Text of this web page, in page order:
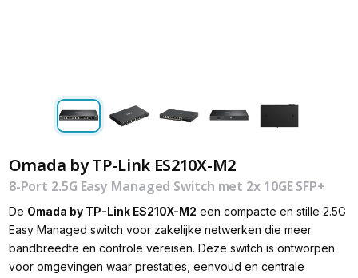
Omada by TP-Link ES210X-M2
8-Port 2.5G Easy Managed Switch met 2x 10GE SFP+
De Omada by TP-Link ES210X-M2 een compacte en stille 2.5G
Easy Managed switch voor zakelijke netwerken die meer
bandbreedte en controle vereisen. Deze switch is ontworpen
voor omgevingen waar prestaties, eenvoud en centrale